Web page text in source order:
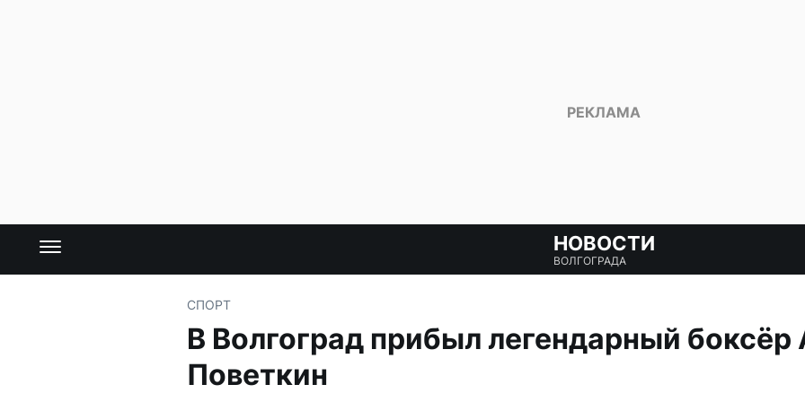
НОВОСТИ
ВОЛГОГРАДА
СПОРТ
В Волгоград прибыл легендарный боксёр
Поветкин